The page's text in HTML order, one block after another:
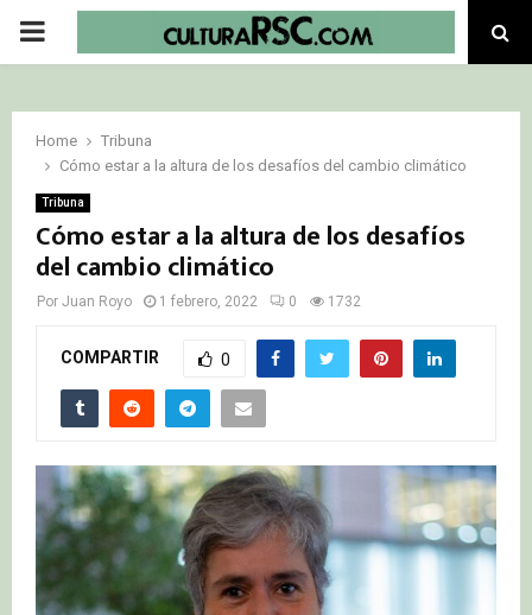
PRIMARY
Home
Tribuna
Cómo estar a la altura de los desafíos del cambio climático
Tribuna
Cómo estar a la altura de los desafíos
del cambio climático
Por Juan Royo 1 febrero, 2022 0 1732
COMPARTIR 0